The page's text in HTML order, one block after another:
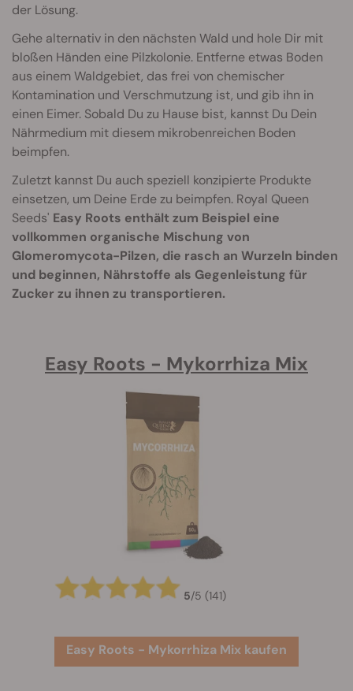
der Lösung.
Gehe alternativ in den nächsten Wald und hole Dir mit
bloßen Händen eine Pilzkolonie. Entferne etwas Boden
aus einem Waldgebiet, das frei von chemischer
Kontamination und Verschmutzung ist, und gib ihn in
einen Eimer. Sobald Du zu Hause bist, kannst Du Dein
Nährmedium mit diesem mikrobenreichen Boden
beimpfen.
Zuletzt kannst Du auch speziell konzipierte Produkte
einsetzen, um Deine Erde zu beimpfen. Royal Queen
Seeds' Easy Roots enthält zum Beispiel eine
vollkommen organische Mischung von
Glomeromycota-Pilzen, die rasch an Wurzeln binden
und beginnen, Nährstoffe als Gegenleistung für
Zucker zu ihnen zu transportieren.
Easy Roots - Mykorrhiza Mix
5/5 (141)
Easy Roots - Mykorrhiza Mix kaufen